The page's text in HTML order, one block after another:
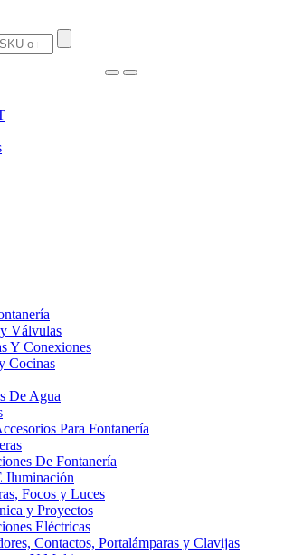
Válvulas
Y Conexiones
Cocinas
De Agua
Para Fontanería
De Fontanería
Iluminación
Focos y Luces
y Proyectos
Eléctricas
Contactos, Portalámparas y Clavijas